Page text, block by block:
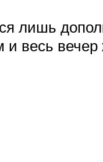
лишь
и весь